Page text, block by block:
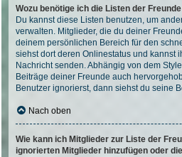
Wozu benötige ich die Listen der
Du kannst diese Listen benutzen, um
verwalten. Mitglieder, die du deiner
deinem persönlichen Bereich für den
siehst dort deren Onlinestatus und kannst
Nachricht senden. Abhängig von dem
Beiträge deiner Freunde auch
Benutzer ignorierst, dann siehst du seine
Nach oben
Wie kann ich Mitglieder zur Liste der
ignorierten Mitglieder hinzufügen oder